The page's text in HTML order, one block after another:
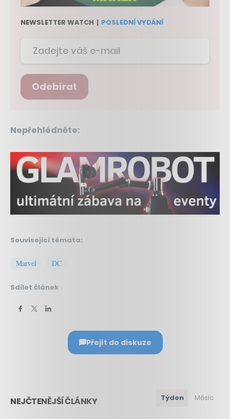
NEWSLETTER WATCH | POSLEDNÍ VYDÁNÍ
Odebírat
Nepřehlédněte:
Související témata:
Marvel DC
Sdílet článek
Přejít do diskuze
NEJČTENĚJŠÍ ČLÁNKY Týden Měsíc